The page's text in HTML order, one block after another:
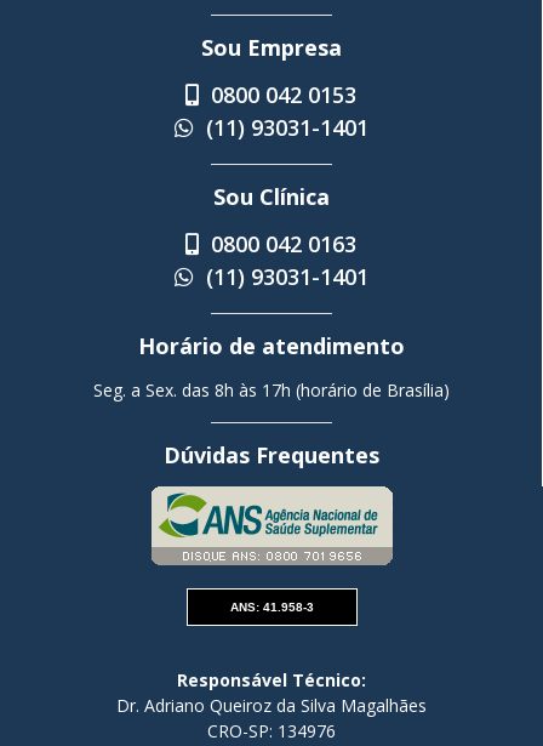
Sou Empresa
0800 042 0153
(11) 93031-1401
Sou Clínica
0800 042 0163
(11) 93031-1401
Horário de atendimento
Seg. a Sex. das 8h às 17h (horário de Brasília)
Dúvidas Frequentes
ANS: 41.958-3
Responsável Técnico:
Dr. Adriano Queiroz da Silva Magalhães
CRO-SP: 134976